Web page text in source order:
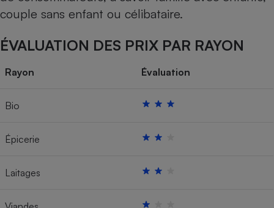
couple sans enfant ou célibataire.
ÉVALUATION DES PRIX PAR RAYON
Rayon Évaluation
Bio
Épicerie
Laitages